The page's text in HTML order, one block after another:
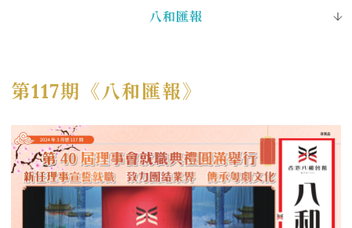
八和公告
媒體報道
八和匯報
工作機會
招標
第117期《八和匯報》